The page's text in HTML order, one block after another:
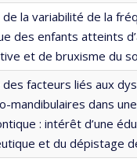
de la variabilité de la
des enfants atteints
et de bruxisme du
des facteurs liés aux
mandibulaires dans
: intérêt d’une
et du dépistage